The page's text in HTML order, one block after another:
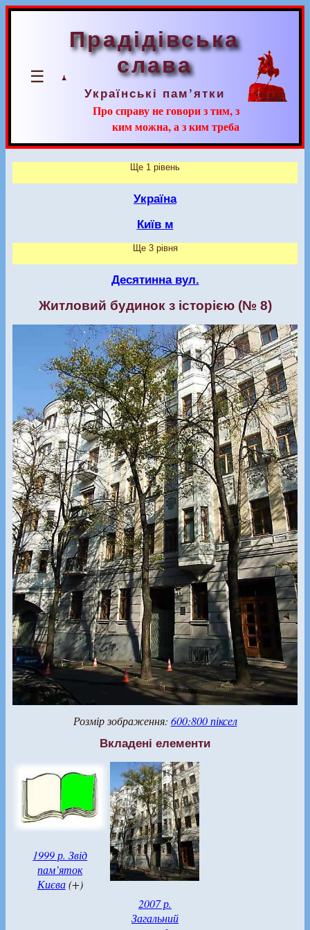
☰
Прадідівська
слава
Українські пам’ятки
Про справу не говори з тим, з
ким можна, а з ким треба
Ще 1 рівень
Україна
Київ м
Ще 3 рівня
Десятинна вул.
Житловий будинок з історією (№ 8)
Розмір зображення: 600:800 піксел
Вкладені елементи
1999 р. Звід
пам’яток
Києва(+)
2007 р.
Загальний